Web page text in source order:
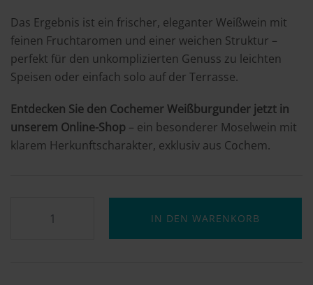
Das Ergebnis ist ein frischer, eleganter Weißwein mit
feinen Fruchtaromen und einer weichen Struktur –
perfekt für den unkomplizierten Genuss zu leichten
Speisen oder einfach solo auf der Terrasse.
Entdecken Sie den Cochemer Weißburgunder jetzt in
unserem Online-Shop – ein besonderer Moselwein mit
klarem Herkunftscharakter, exklusiv aus Cochem.
IN DEN WARENKORB